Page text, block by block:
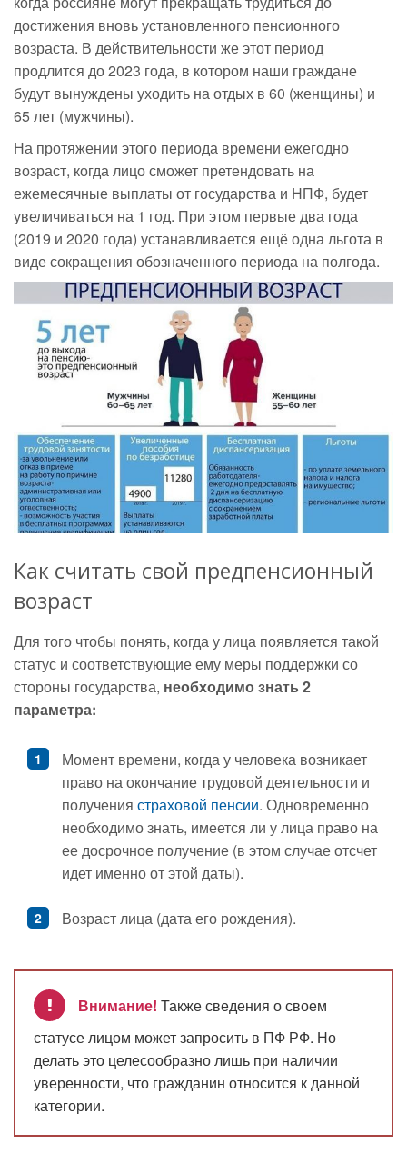
достижения вновь установленного пенсионного
возраста. В действительности же этот период
продлится до 2023 года, в котором наши граждане
будут вынуждены уходить на отдых в 60 (женщины) и
65 лет (мужчины).
На протяжении этого периода времени ежегодно
возраст, когда лицо сможет претендовать на
ежемесячные выплаты от государства и НПФ, будет
увеличиваться на 1 год. При этом первые два года
(2019 и 2020 года) устанавливается ещё одна льгота в
виде сокращения обозначенного периода на полгода.
Как считать свой предпенсионный
возраст
Для того чтобы понять, когда у лица появляется такой
статус и соответствующие ему меры поддержки со
стороны государства, необходимо знать 2
параметра:
Момент времени, когда у человека возникает
право на окончание трудовой деятельности и
получения страховой пенсии. Одновременно
необходимо знать, имеется ли у лица право на
ее досрочное получение (в этом случае отсчет
идет именно от этой даты).
Возраст лица (дата его рождения).
Внимание! Также сведения о своем
статусе лицом может запросить в ПФ РФ. Но
делать это целесообразно лишь при наличии
уверенности, что гражданин относится к данной
категории.